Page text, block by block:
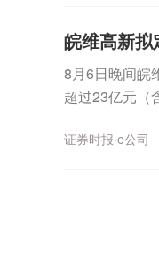
皖维高新
8月6日晚间皖
超过23亿元（
证券时报·e公司